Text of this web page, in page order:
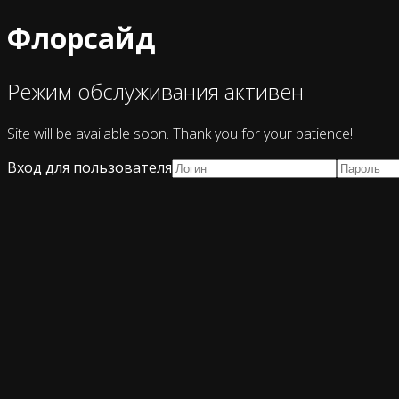
Флорсайд
Режим обслуживания активен
Site will be available soon. Thank you for your patience!
Вход для пользователя